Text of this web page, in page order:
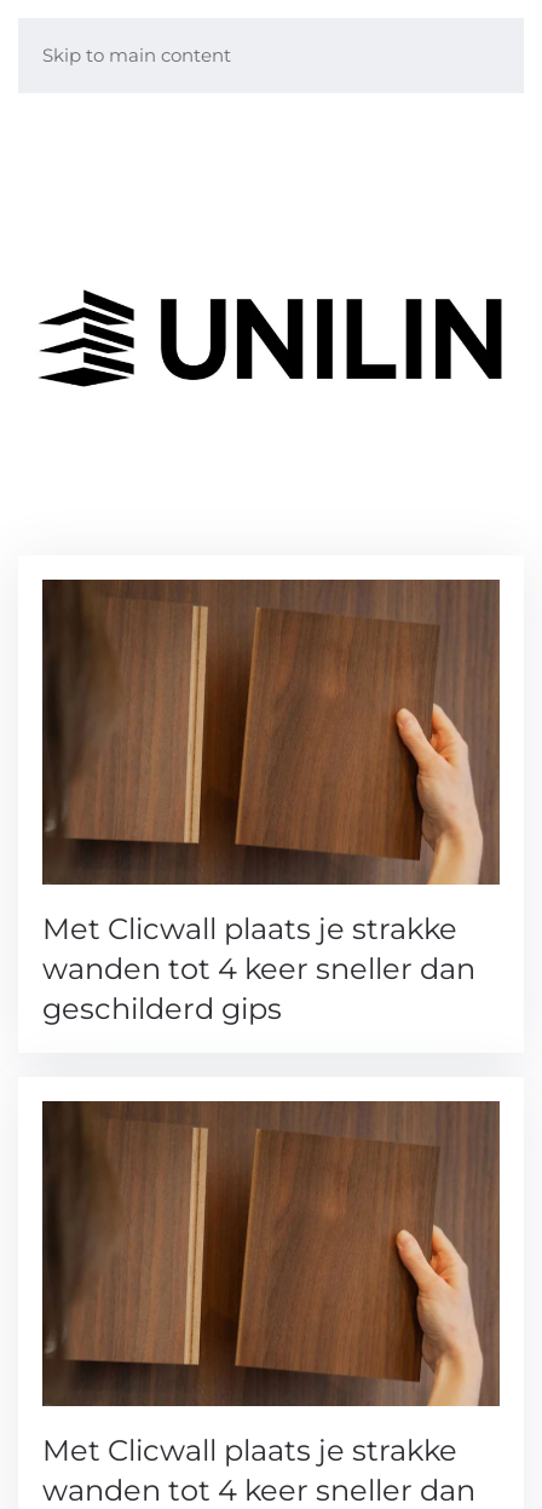
Skip to main content
Met Clicwall plaats je strakke
wanden tot 4 keer sneller dan
geschilderd gips
Met Clicwall plaats je strakke
wanden tot 4 keer sneller dan